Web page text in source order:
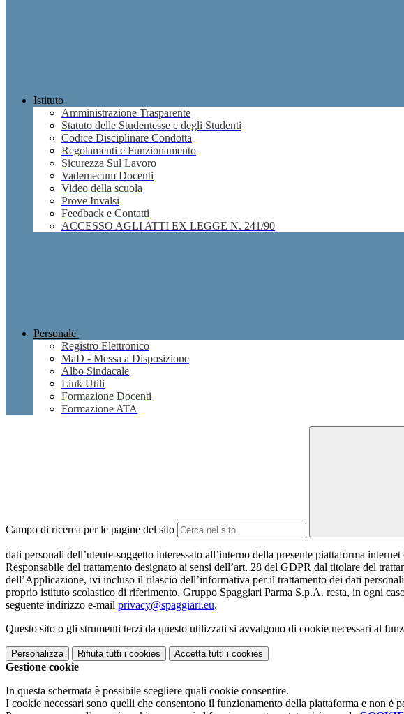
Istituto
Amministrazione Trasparente
Statuto delle Studentesse e degli Studenti
Codice Disciplinare Condotta
Regolamenti e Funzionamento
Sicurezza Sul Lavoro
Vademecum Docenti
Video della scuola
Prove Invalsi
Feedback e Contatti
ACCESSO AGLI ATTI EX LEGGE N. 241/90
Personale
Registro Elettronico
MaD - Messa a Disposizione
Albo Sindacale
Link Utili
Formazione Docenti
Formazione ATA
Campo di ricerca per le pagine del sito
dati personali dell’utente-soggetto interessato all’interno della presente piattaforma
Responsabile del trattamento designato ai sensi dell’art. 28 del GDPR dal titolare del
dell’Applicazione, ivi incluso il rilascio dell’informativa per il trattamento dei dati
proprio istituto scolastico di riferimento. Gruppo Spaggiari Parma S.p.A. resta, in ogni
seguente indirizzo e-mail privacy@spaggiari.eu.
Questo sito o gli strumenti terzi da questo utilizzati si avvalgono di cookie necessari al
Personalizza Rifiuta tutti i cookies Accetta tutti i cookies
Gestione cookie
In questa schermata è possibile scegliere quali cookie consentire.
I cookie necessari sono quelli che consentono il funzionamento della piattaforma e non è